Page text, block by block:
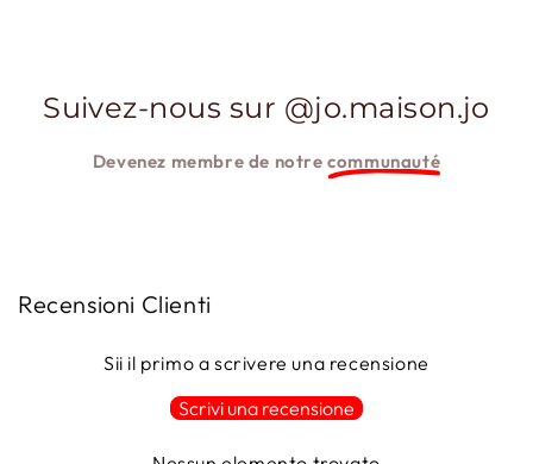
Suivez-nous sur @jo.maison.jo
Devenez membre de notrecommunauté
Recensioni Clienti
Sii il primo a scrivere una recensione
Scrivi una recensione